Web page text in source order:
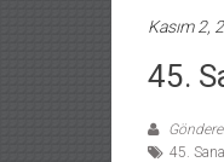
Kasım 2,
45.
45.